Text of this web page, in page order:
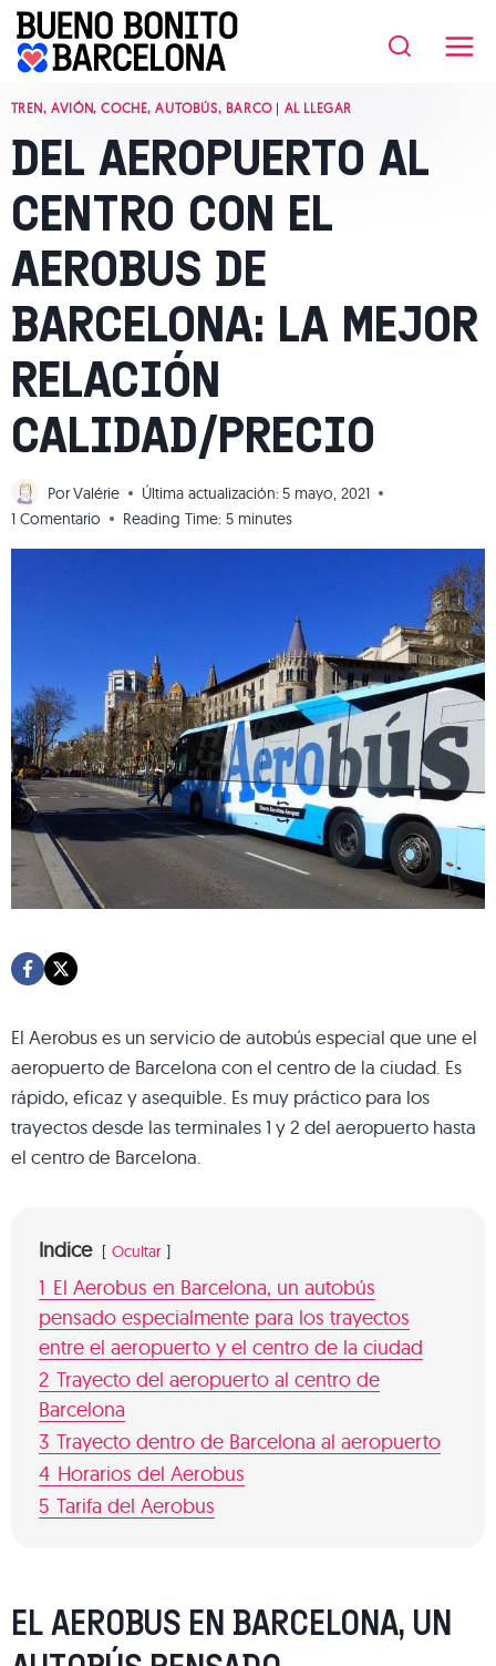
Saltar
contenido
TREN, AVIÓN, COCHE, AUTOBÚS, BARCO| AL LLEGAR
DEL AEROPUERTO AL
CENTRO CON EL
AEROBUS DE
BARCELONA: LA MEJOR
RELACIÓN
CALIDAD/PRECIO
Por Valérie Última actualización: 5 mayo, 2021
1 Comentario
Reading Time: 5 minutes
El Aerobus es un servicio de autobús especial que une el
aeropuerto de Barcelona con el centro de la ciudad. Es
rápido, eficaz y asequible. Es muy práctico para los
trayectos desde las terminales 1 y 2 del aeropuerto hasta
el centro de Barcelona.
Indice Ocultar
1 El Aerobus en Barcelona, un autobús
pensado especialmente para los trayectos
entre el aeropuerto y el centro de la ciudad
2 Trayecto del aeropuerto al centro de
Barcelona
3 Trayecto dentro de Barcelona al aeropuerto
4 Horarios del Aerobus
5 Tarifa del Aerobus
EL AEROBUS EN BARCELONA, UN